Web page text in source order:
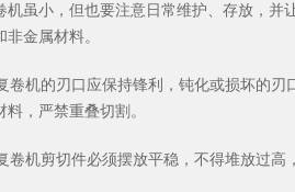
机虽小，但也要注意日常维护、存放，并
金属材料。
卷机的刃口应保持锋利，钝化或损坏的
，严禁重叠切割。
卷机剪切件必须摆放平稳，不得堆放过高